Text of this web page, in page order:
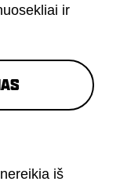
ir
iš